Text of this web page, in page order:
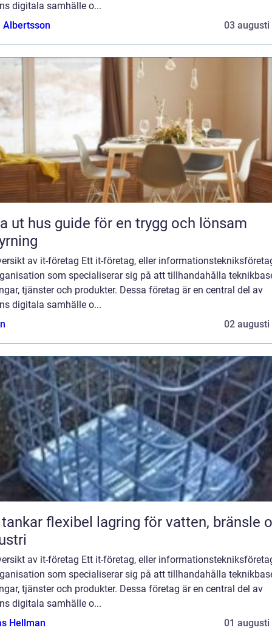
digitala samhälle o...
Albertsson
03 augusti
för en trygg och lönsam
av it-företag Ett it-företag, eller
som specialiserar sig på att tillhandahålla
tjänster och produkter. Dessa företag är en central del av
digitala samhälle o...
02 augusti
för vatten, bränsle och
av it-företag Ett it-företag, eller
som specialiserar sig på att tillhandahålla
tjänster och produkter. Dessa företag är en central del av
digitala samhälle o...
Hellman
01 augusti